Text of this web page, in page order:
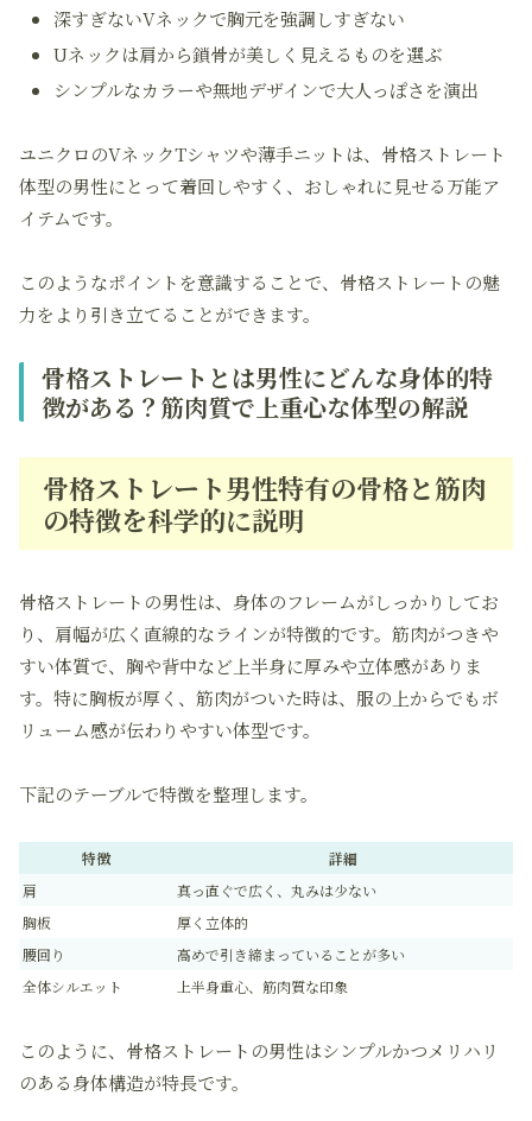
深すぎないVネックで胸元を強調しすぎない
Uネックは肩から鎖骨が美しく見えるものを選ぶ
シンプルなカラーや無地デザインで大人っぽさを演出
ユニクロのVネックTシャツや薄手ニットは、骨格ストレート
体型の男性にとって着回しやすく、おしゃれに見せる万能ア
イテムです。
このようなポイントを意識することで、骨格ストレートの魅
力をより引き立てることができます。
骨格ストレートとは男性にどんな身体的特
徴がある？筋肉質で上重心な体型の解説
骨格ストレート男性特有の骨格と筋肉
の特徴を科学的に説明
骨格ストレートの男性は、身体のフレームがしっかりしてお
り、肩幅が広く直線的なラインが特徴的です。筋肉がつきや
すい体質で、胸や背中など上半身に厚みや立体感がありま
す。特に胸板が厚く、筋肉がついた時は、服の上からでもボ
リューム感が伝わりやすい体型です。
下記のテーブルで特徴を整理します。
特徴
詳細
肩
真っ直ぐで広く、丸みは少ない
胸板
厚く立体的
腰回り
高めで引き締まっていることが多い
全体シルエット
上半身重心、筋肉質な印象
このように、骨格ストレートの男性はシンプルかつメリハリ
のある身体構造が特長です。